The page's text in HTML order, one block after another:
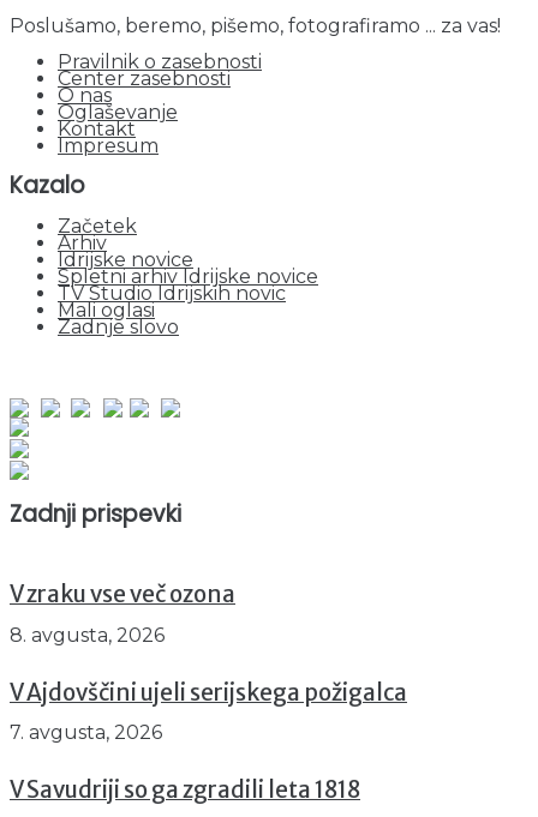
Poslušamo, beremo, pišemo, fotografiramo ... za vas!
Pravilnik o zasebnosti
Center zasebnosti
O nas
Oglaševanje
Kontakt
Impresum
Kazalo
Začetek
Arhiv
Idrijske novice
Spletni arhiv Idrijske novice
TV Studio Idrijskih novic
Mali oglasi
Zadnje slovo
Zadnji prispevki
V zraku vse več ozona
8. avgusta, 2026
V Ajdovščini ujeli serijskega požigalca
7. avgusta, 2026
V Savudriji so ga zgradili leta 1818